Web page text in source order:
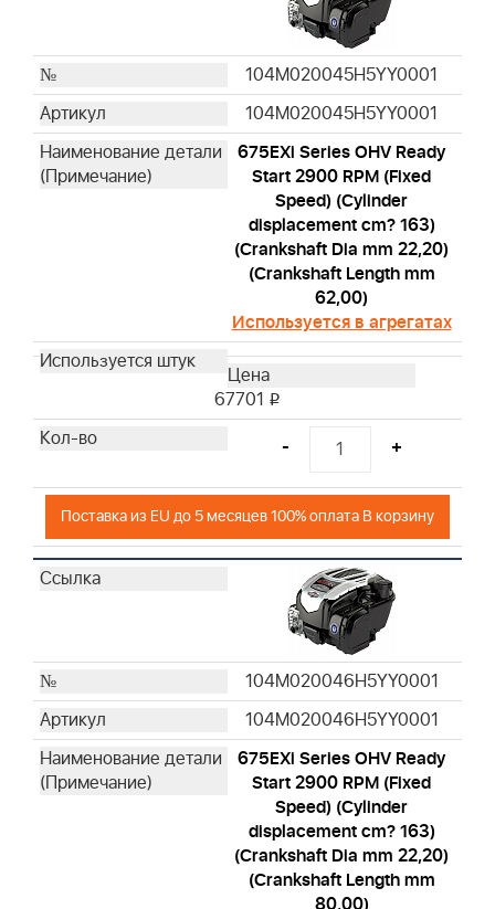
104M020045H5YY0001
104M020045H5YY0001
675EXi Series OHV Ready
Start 2900 RPM (Fixed
Speed) (Cylinder
displacement cm? 163)
(Crankshaft Dia mm 22,20)
(Crankshaft Length mm
62,00)
Используется в агрегатах
67701 i
- +
Поставка из EU до 5 месяцев 100% оплата В корзину
104M020046H5YY0001
104M020046H5YY0001
675EXi Series OHV Ready
Start 2900 RPM (Fixed
Speed) (Cylinder
displacement cm? 163)
(Crankshaft Dia mm 22,20)
(Crankshaft Length mm